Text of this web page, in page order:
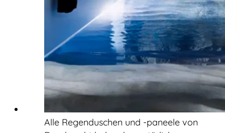
Alle Regenduschen und -paneele von